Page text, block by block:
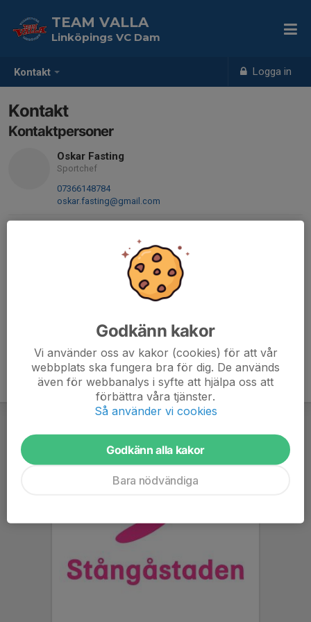
Kontakt Logga in
TEAM VALLA
Linköpings VC Dam
Kontakt
Kontaktpersoner
Oskar Fasting
Sportchef
07366148784
oskar.fasting@gmail.com
Godkänn kakor
Vi använder oss av kakor (cookies) för att vår
webbplats ska fungera bra för dig. De används
även för webbanalys i syfte att hjälpa oss att
förbättra våra tjänster.
Så använder vi cookies
Godkänn alla kakor
Bara nödvändiga